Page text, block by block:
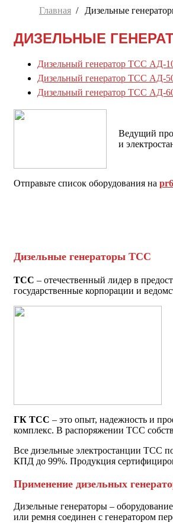
Главная Дизельные
ДИЗЕЛЬНЫЕ
Дизельный генератор ТСС АД-
Дизельный генератор ТСС АД-
Дизельный генератор ТСС АД-
Ведущий
и
Отправьте список оборудования на
Дизельные генераторы ТСС
ТСС – отечественный лидер в
государственные корпорации и
ГК ТСС – это опыт, надежность и
комплекс. В распоряжении ТСС
Все дизельные электростанции ТСС
КПД до 99%. Продукция
Применение дизельных
Дизельные генераторы –
или ремня соединен с генератором